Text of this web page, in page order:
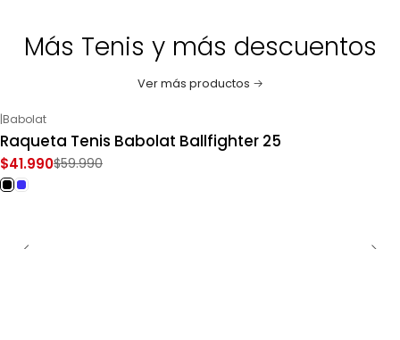
Más Tenis y más descuentos
Ver más productos
-30%OFF
|Babolat
Raqueta Tenis Babolat Ballfighter 25
$41.990$59.990